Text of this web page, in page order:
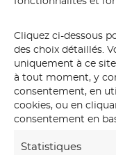
Cliquez ci-dessous
des choix détaillés.
uniquement à ce
à tout moment, y
consentement, en
cookies, ou en
consentement en
Statistiques